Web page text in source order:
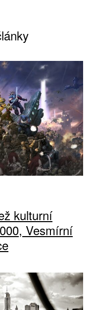
kulturní
Vesmírní